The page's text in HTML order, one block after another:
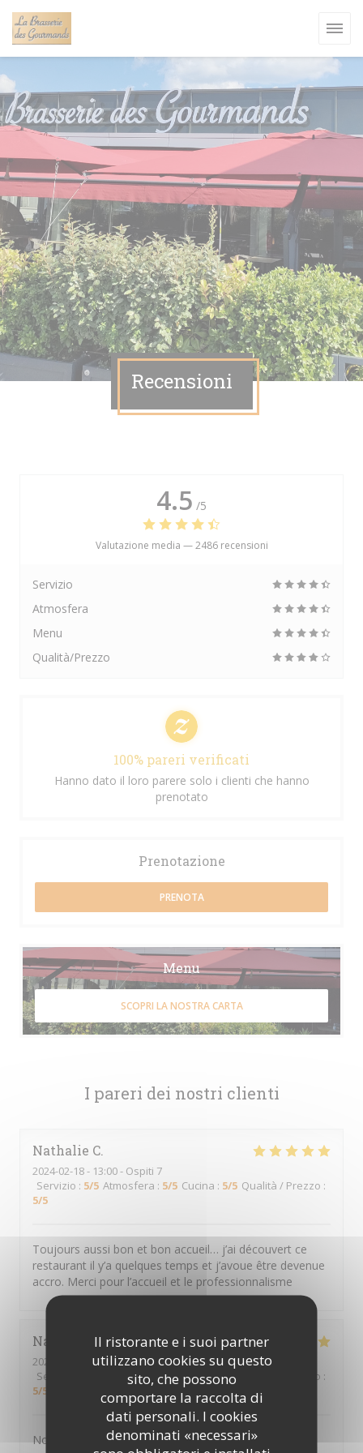
Il ristorante e i suoi partner
utilizzano cookies su questo
sito, che possono
comportare la raccolta di
dati personali. I cookies
denominati «necessari»
Recensioni
I pareri dei nostri clienti
Nathalie C
2024-02-18- 13:00 - Ospiti 7
Servizio : 5/5 Atmosfera : 5/5 Cucina : 5/5 Qualità / Prezzo :
5/5
Toujours aussi bon et bon accueil… j’ai découvert ce
restaurant il y’a quelques temps et j’avoue être devenue
accro. Merci pour l’accueil et le professionnalisme
Nathalie D
2024-02-18
- 12:30 - Ospiti 6
Servizio
Atmosfera :5/5 Cucina:5/5 Qualità / Prezzo :
5/5
Nous nous sommes régalé. Excellent
4.5 /5
Valutazione media —2486 recensioni
Servizio
Atmosfera
Menu
Qualità/Prezzo
100% pareri verificati
Hanno dato il loro parere solo i clienti che hanno
prenotato
Prenotazione
PRENOTA
Menu
SCOPRI LA NOSTRA CARTA